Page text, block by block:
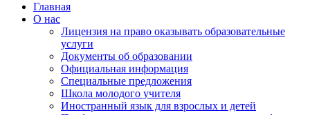
Главная
О нас
Лицензия на право оказывать образовательные
услуги
Документы об образовании
Официальная информация
Специальные предложения
Школа молодого учителя
Иностранный язык для взрослых и детей